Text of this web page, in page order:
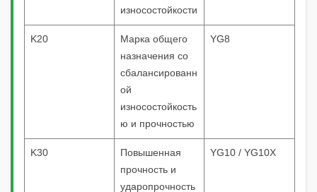
износостойкости
K20
Марка общего
назначения со
сбалансированн
ой
износостойкость
ю и прочностью
YG8
K30
Повышенная
прочность и
ударопрочность
YG10 / YG10X